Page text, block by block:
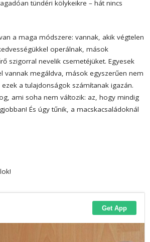
tündéri kölykeikre – hát nincs
a maga módszere: vannak, akik végtelen
operálnak, mások
szigorral nevelik csemetéjüket. Egyesek
vannak megáldva, mások egyszerűen nem
a tulajdonságok számítanak igazán.
ami soha nem változik: az, hogy mindig
És úgy tűnik, a macskacsaládoknál